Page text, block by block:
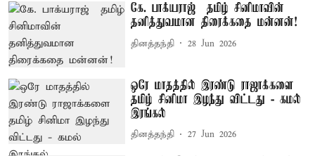
கே. பாக்யராஜ் – தமிழ் சினிமாவின்
தனித்துவமான திரைக்கதை மன்னன்!
தினத்தந்தி 28 Jun 2026
ஒரே மாதத்தில் இரண்டு ராஜாக்களை
தமிழ் சினிமா இழந்து விட்டது - கமல்
இரங்கல்
தினத்தந்தி 27 Jun 2026